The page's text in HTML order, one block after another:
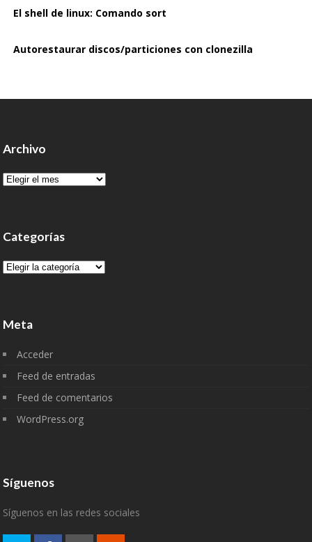
El shell de linux: Comando sort
Autorestaurar discos/particiones con clonezilla
Archivo
Archivo
Categorías
Categorías
Meta
Acceder
Feed de entradas
Feed de comentarios
WordPress.org
Síguenos
Síguenos en las redes sociales